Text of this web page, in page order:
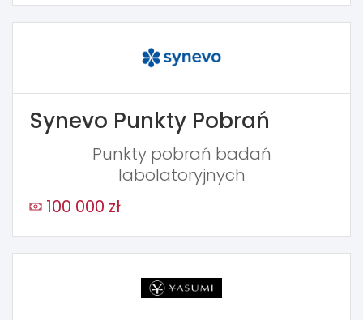
Synevo Punkty Pobrań
Punkty pobrań badań
labolatoryjnych
100 000 zł